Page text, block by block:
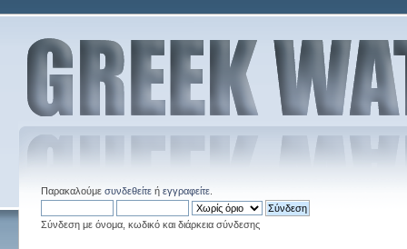
Παρακαλούμε συνδεθείτεή εγγραφείτε.
Σύνδεση με όνομα, κωδικό και διάρκεια σύνδεσης